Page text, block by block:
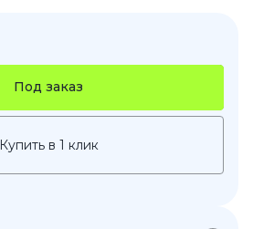
Под заказ
Купить в 1 клик